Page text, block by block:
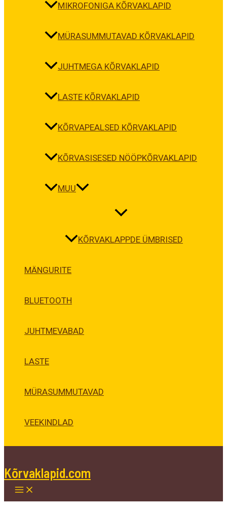
MIKROFONIGA KÕRVAKLAPID
MÜRASUMMUTAVAD KÕRVAKLAPID
JUHTMEGA KÕRVAKLAPID
LASTE KÕRVAKLAPID
KÕRVAPEALSED KÕRVAKLAPID
KÕRVASISESED NÖÖPKÕRVAKLAPID
MUU
KÕRVAKLAPPDE ÜMBRISED
MÄNGURITE
BLUETOOTH
JUHTMEVABAD
LASTE
MÜRASUMMUTAVAD
VEEKINDLAD
Kõrvaklapid.com